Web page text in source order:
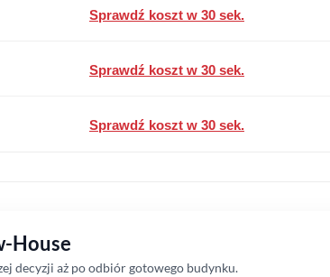
Sprawdź koszt w 30 sek.
Sprawdź koszt w 30 sek.
Sprawdź koszt w 30 sek.
House
decyzji aż po odbiór gotowego budynku.